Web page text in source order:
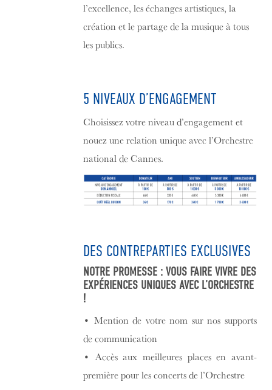
l’excellence, les échanges artistiques, la
création et le partage de la musique à tous
les publics.
5 NIVEAUX D’ENGAGEMENT
Choisissez votre niveau d’engagement et
nouez une relation unique avec l’Orchestre
national de Cannes.
DES CONTREPARTIES EXCLUSIVES
NOTRE PROMESSE : VOUS FAIRE VIVRE DES
EXPÉRIENCES UNIQUES AVEC L’ORCHESTRE
!
• Mention de votre nom sur nos supports
de communication
• Accès aux meilleures places en avant-
première pour les concerts de l’Orchestre